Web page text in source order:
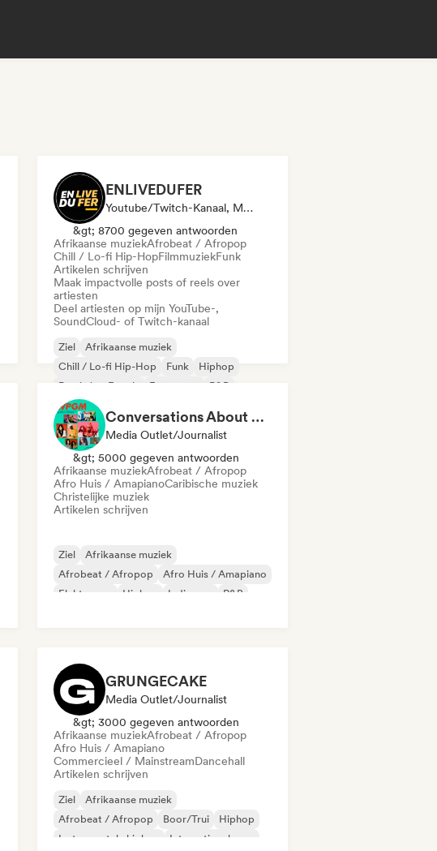
ENLIVEDUFER
Youtube/Twitch-Kanaal, Media Outlet/Journalist, Sociale Media Beïnvloeder
&gt; 8700 gegeven antwoorden
Afrikaanse muziekAfrobeat / Afropop
Chill / Lo-fi Hip-HopFilmmuziekFunk
Artikelen schrijven
Maak impactvolle posts of reels over
artiesten
Deel artiesten op mijn YouTube-,
SoundCloud- of Twitch-kanaal
Ziel
Afrikaanse muziek
Chill / Lo-fi Hip-Hop
Funk
Hiphop
Rap in het Engels
Franse rap R&B
Conversations About Her
Media Outlet/Journalist
&gt; 5000 gegeven antwoorden
Afrikaanse muziekAfrobeat / Afropop
Afro Huis / AmapianoCaribische muziek
Christelijke muziek
Artikelen schrijven
Ziel
Afrikaanse muziek
Afrobeat / Afropop
Afro Huis / Amapiano
Elektropop
Hiphop Indie pop R&B
GRUNGECAKE
Media Outlet/Journalist
&gt; 3000 gegeven antwoorden
Afrikaanse muziekAfrobeat / Afropop
Afro Huis / Amapiano
Commercieel / MainstreamDancehall
Artikelen schrijven
Ziel
Afrikaanse muziek
Afrobeat / Afropop
Boor/Trui
Hiphop
Instrumentale hiphop
Internationale rap